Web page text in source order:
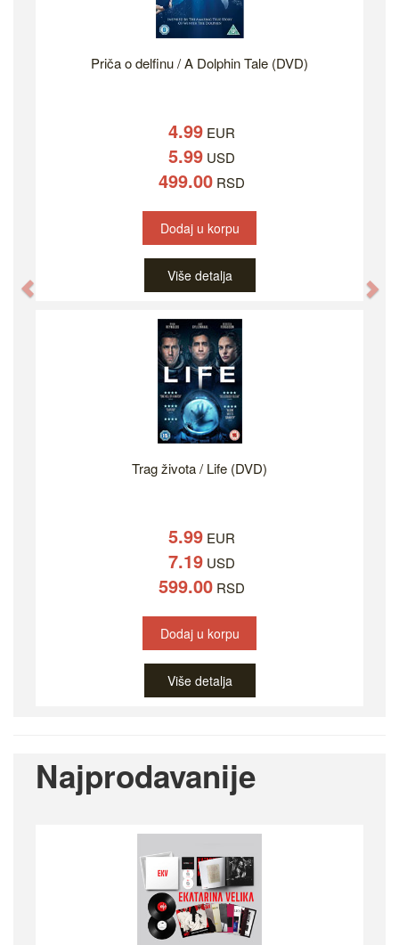
Priča o delfinu / A Dolphin Tale (DVD)
4.99 EUR
5.99 USD
499.00 RSD
Dodaj u korpu
Više detalja
Trag života / Life (DVD)
5.99 EUR
7.19 USD
599.00 RSD
Dodaj u korpu
Više detalja
Najprodavanije